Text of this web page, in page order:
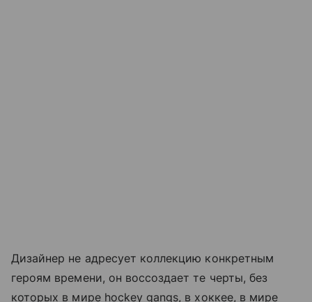
Дизайнер не адресует коллекцию конкретным
героям времени, он воссоздает те черты, без
которых в мире hockey gangs, в хоккее, в мире